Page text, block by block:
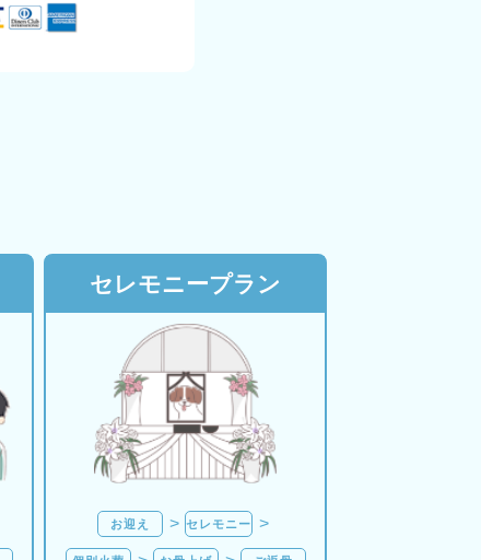
セレモニープラン
お迎え セレモニー